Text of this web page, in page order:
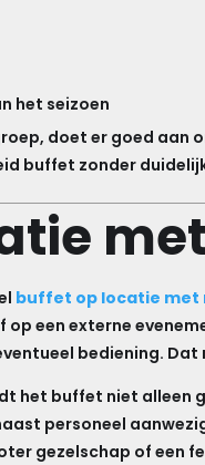
het seizoen
doet er goed aan
buffet zonder
buffet op locatie met
een externe
bediening.
het buffet niet alleen
personeel
gezelschap of een